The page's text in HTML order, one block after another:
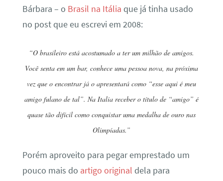
Bárbara – o Brasil na Itália que já tinha usado
no post que eu escrevi em 2008:
“O brasileiro está acostumado a ter um milhão de amigos.
Você senta em um bar, conhece uma pessoa nova, na próxima
vez que o encontrar já o apresentará como “esse aqui é meu
amigo fulano de tal”. Na Italia receber o título de “amigo” é
quase tão difícil como conquistar uma medalha de ouro nas
Olimpíadas.”
Porém aproveito para pegar emprestado um
pouco mais do artigo original dela para